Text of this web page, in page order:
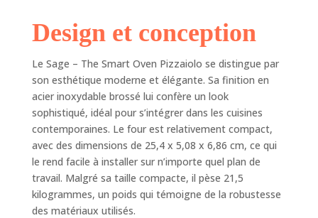
reproduit la chaleur
conductrice,
convective pour
des performances
de cuisson précises
Croûte en taches
de léopard : La
chaleur rayonnante
et les éléments en
instance de brevet
créent une croûte
uniforme en forme
Design et conception
Le Sage – The Smart Oven Pizzaiolo se distingue par
son esthétique moderne et élégante. Sa finition en
acier inoxydable brossé lui confère un look
sophistiqué, idéal pour s’intégrer dans les cuisines
contemporaines. Le four est relativement compact,
avec des dimensions de 25,4 x 5,08 x 6,86 cm, ce qui
le rend facile à installer sur n’importe quel plan de
travail. Malgré sa taille compacte, il pèse 21,5
kilogrammes, un poids qui témoigne de la robustesse
des matériaux utilisés.